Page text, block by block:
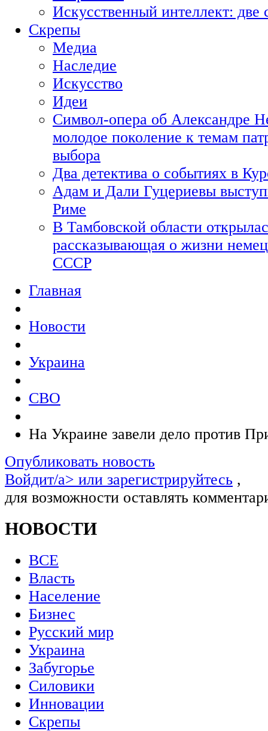
Искусственный интеллект:
Скрепы
Медиа
Наследие
Искусство
Идеи
Символ-опера об Александре
молодое поколение к темам
выбора
Два детектива о событиях в
Адам и Дали Гуцериевы
Риме
В Тамбовской области
рассказывающая о жизни
СССР
Главная
Новости
Украина
СВО
На Украине завели дело против
Опубликовать новость
Войдит/a> или зарегистрируйтесь ,
для возможности оставлять
НОВОСТИ
ВСЕ
Власть
Население
Бизнес
Русский мир
Украина
Забугорье
Силовики
Инновации
Скрепы